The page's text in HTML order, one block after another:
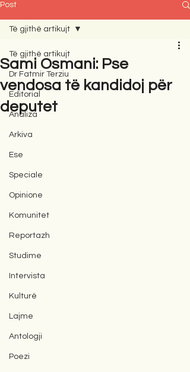
Post
Të gjithë artikujt
Dr Fatmir Terziu
Editorial
Analiza
Arkiva
Ese
Speciale
Opinione
Komunitet
Reportazh
Studime
Intervista
Kulturë
Lajme
Antologji
Poezi
Të gjithë artikujt
Sami Osmani: Pse
vendosa të kandidoj për
deputet